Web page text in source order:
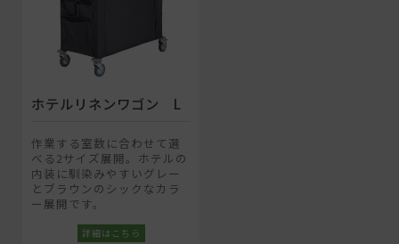
ホテルリネンワゴン L
作業する室数に合わせて選
べる2サイズ展開。ホテルの
内装に馴染みやすいグレー
とブラウンのシックなカラ
ー展開です。